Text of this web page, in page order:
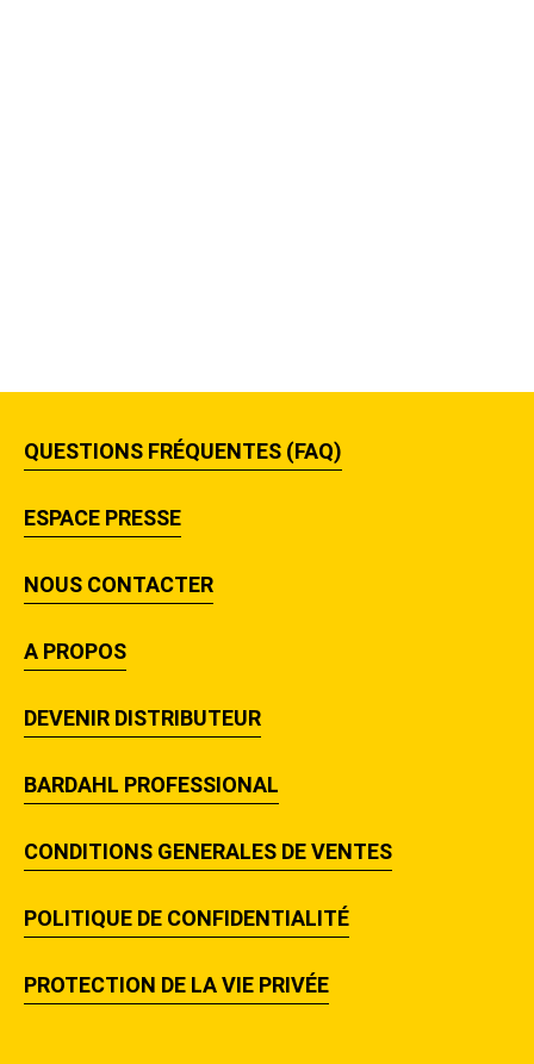
QUESTIONS FRÉQUENTES (FAQ)
ESPACE PRESSE
NOUS CONTACTER
A PROPOS
DEVENIR DISTRIBUTEUR
BARDAHL PROFESSIONAL
CONDITIONS GENERALES DE VENTES
POLITIQUE DE CONFIDENTIALITÉ
PROTECTION DE LA VIE PRIVÉE